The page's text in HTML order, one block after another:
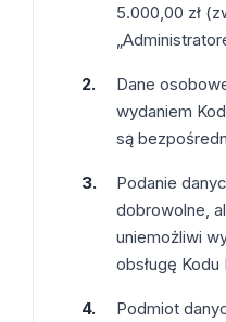
5.000,00 zł
Dane
wydaniem
są
Podanie
dobrowolne,
uniemożliwi
obsługę
Podmiot